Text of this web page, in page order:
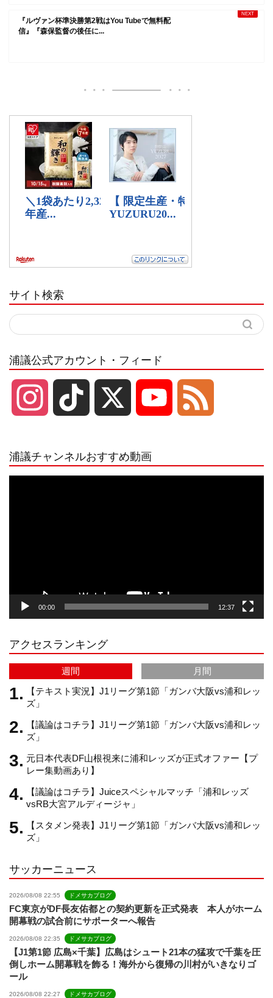
『ルヴァン杯準決勝第2戦はYou Tubeで無料配
信』『森保監督の後任に...
サイト検索
浦議公式アカウント・フィード
r
a
m
e
C
h
a
n
浦議チャンネルおすすめ動画
00:00 12:37
アクセスランキング
週間
月間
【テキスト実況】J1リーグ第1節「ガンバ大阪vs浦和レッ
ズ」
【議論はコチラ】J1リーグ第1節「ガンバ大阪vs浦和レッ
ズ」
元日本代表DF山根視来に浦和レッズが正式オファー【プ
レー集動画あり】
【議論はコチラ】Juiceスペシャルマッチ「浦和レッズ
vsRB大宮アルディージャ」
【スタメン発表】J1リーグ第1節「ガンバ大阪vs浦和レッ
ズ」
サッカーニュース
2026/08/08 22:55 ドメサカブログ
FC東京がDF長友佑都との契約更新を正式発表 本人がホーム
開幕戦の試合前にサポーターへ報告
2026/08/08 22:35 ドメサカブログ
【J1第1節 広島×千葉】広島はシュート21本の猛攻で千葉を圧
倒しホーム開幕戦を飾る！海外から復帰の川村がいきなりゴ
ール
2026/08/08 22:27 ドメサカブログ